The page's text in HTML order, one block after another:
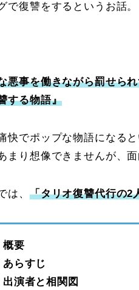
で復讐をするというお話。
悪事を働きながら罰せら
する物語』
快でポップな物語になると
まり想像できませんが、
は、 「タリオ復讐代行の2
概要
あらすじ
出演者と相関図